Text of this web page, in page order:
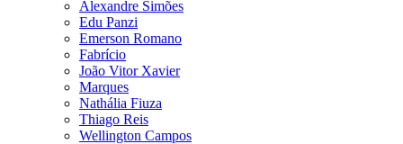
Alexandre Simões
Edu Panzi
Emerson Romano
Fabrício
João Vitor Xavier
Marques
Nathália Fiuza
Thiago Reis
Wellington Campos